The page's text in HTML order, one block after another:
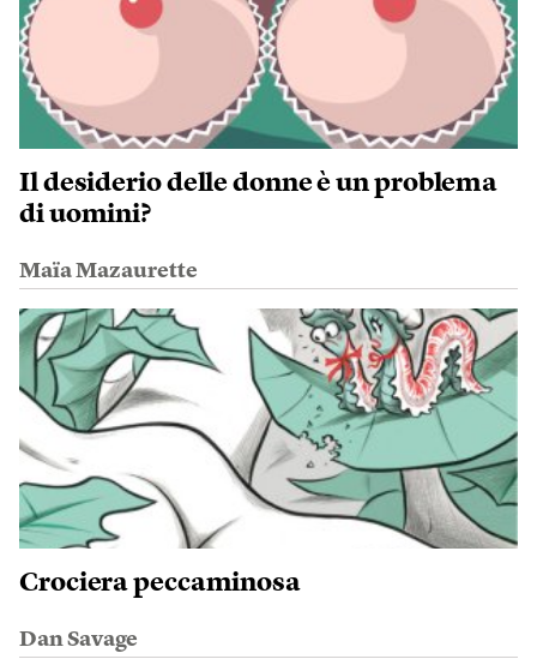
Il desiderio delle donne è un problema
di uomini?
Maïa Mazaurette
Crociera peccaminosa
Dan Savage